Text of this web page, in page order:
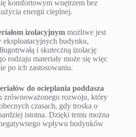
komfortowym wnętrzem bez
energii cieplnej.
izolacyjnym możliwe jest
eksploatacyjnych budynku,
i skuteczną izolację
rodzaju materiały może się więc
po ich zastosowaniu.
do ocieplania poddasza
zrównoważonego rozwoju, który
czasach, gdy troska o
istotna. Dzięki temu można
wpływu budynków